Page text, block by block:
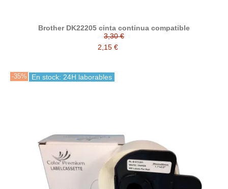
Brother DK22205 cinta continua compatible
3,30 €
2,15 €
-35% En stock: 24H laborables